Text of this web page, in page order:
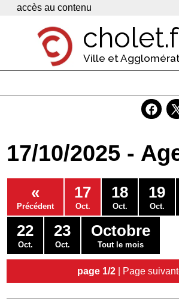
Panneau de gestion des cookies
accès au contenu
Ville et
Economie
Services
Contacts
17/10/2025 -
«
Précédent
17
Oct.
18
Oct.
19
Oct.
22
Oct.
23
Oct.
Octobre
Tout le mois
page 1/2| Page